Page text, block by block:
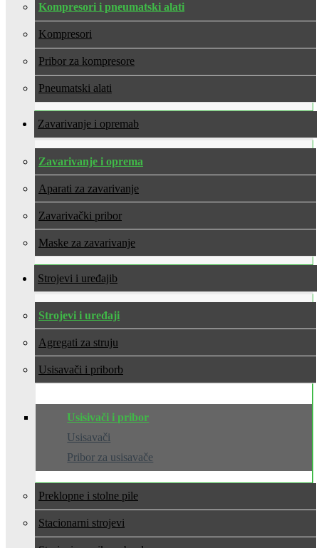
Kompresori i pneumatski alati
Kompresori
Pribor za kompresore
Pneumatski alati
Zavarivanje i oprema
Zavarivanje i oprema
Aparati za zavarivanje
Zavarivački pribor
Maske za zavarivanje
Strojevi i uređaji
Strojevi i uređaji
Agregati za struju
Usisavači i pribor
Usisivači i pribor
Usisavači
Pribor za usisavače
Preklopne i stolne pile
Stacionarni strojevi